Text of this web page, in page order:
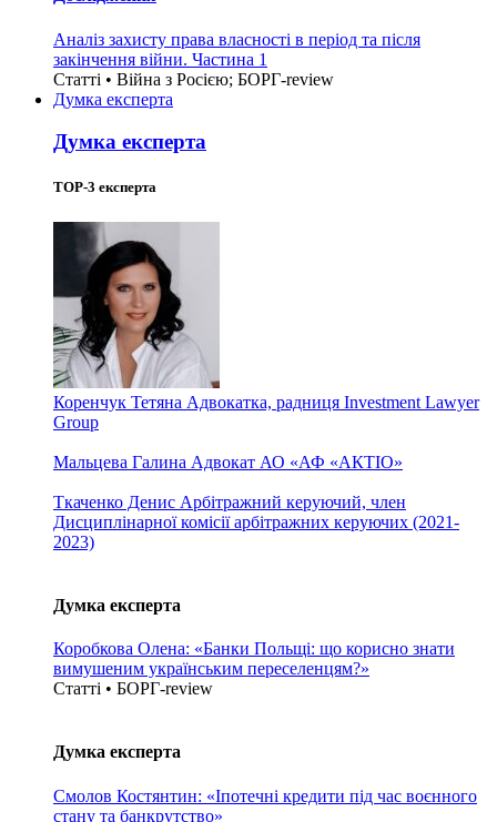
Аналіз захисту права власності в період та після
закінчення війни. Частина 1
Статті • Війна з Росією; БОРГ-review
Думка експерта
Думка експерта
TOP-3 експерта
Коренчук Тетяна Адвокатка, радниця Investment Lawyer
Group
Мальцева Галина Адвокат АО «АФ «АКТІО»
Ткаченко Денис Арбітражний керуючий, член
Дисциплінарної комісії арбітражних керуючих (2021-
2023)
Думка експерта
Коробкова Олена: «Банки Польщі: що корисно знати
вимушеним українським переселенцям?»
Статті • БОРГ-review
Думка експерта
Смолов Костянтин: «Іпотечні кредити під час воєнного
стану та банкрутство»